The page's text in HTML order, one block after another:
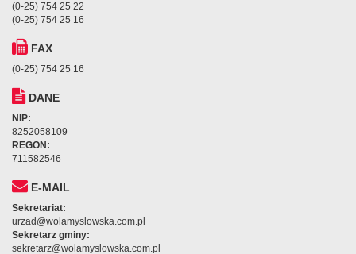
(0-25) 754 25 22
(0-25) 754 25 16
FAX
(0-25) 754 25 16
DANE
NIP:
8252058109
REGON:
711582546
E-MAIL
Sekretariat:
urzad@wolamyslowska.com.pl
Sekretarz gminy:
sekretarz@wolamyslowska.com.pl